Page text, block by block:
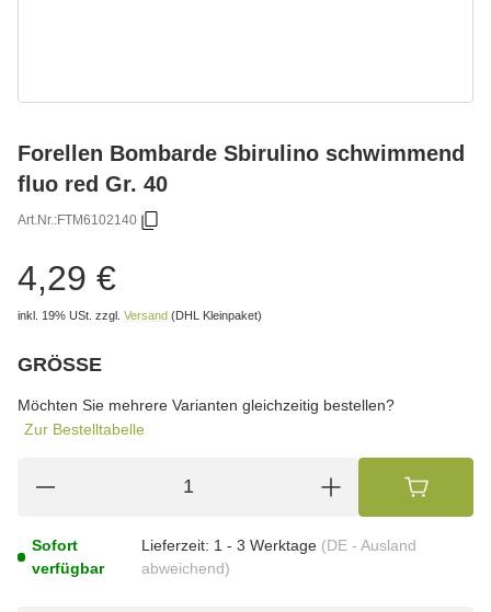
Forellen Bombarde Sbirulino schwimmend
fluo red Gr. 40
Art.Nr.:FTM6102140
4,29 €
inkl. 19% USt. zzgl. Versand (DHL Kleinpaket)
GRÖSSE
Möchten Sie mehrere Varianten gleichzeitig bestellen?
Zur Bestelltabelle
Sofort
verfügbar
Lieferzeit: 1 - 3 Werktage (DE - Ausland
abweichend)